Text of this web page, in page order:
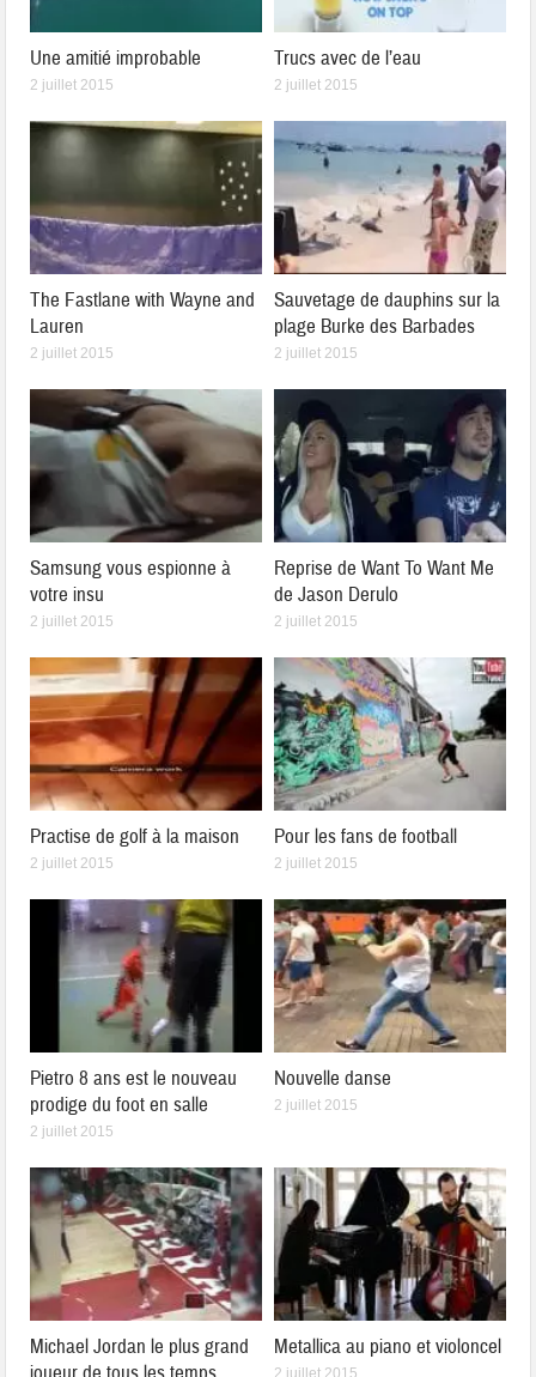
Une amitié improbable
2 juillet 2015
Trucs avec de l’eau
2 juillet 2015
The Fastlane with Wayne and
Lauren
2 juillet 2015
Sauvetage de dauphins sur la
plage Burke des Barbades
2 juillet 2015
Samsung vous espionne à
votre insu
2 juillet 2015
Reprise de Want To Want Me
de Jason Derulo
2 juillet 2015
Practise de golf à la maison
2 juillet 2015
Pour les fans de football
2 juillet 2015
Pietro 8 ans est le nouveau
prodige du foot en salle
2 juillet 2015
Nouvelle danse
2 juillet 2015
Michael Jordan le plus grand
Metallica au piano et violoncel
2 juillet 2015